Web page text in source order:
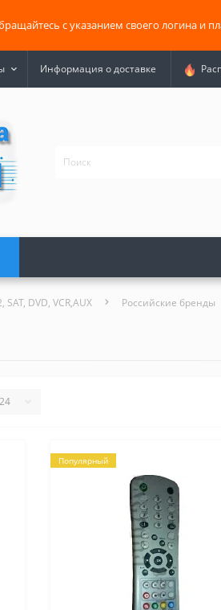
с указанием своего логина и
Информация о доставке
DVD, VCR,AUX Российские бренды
Популярный